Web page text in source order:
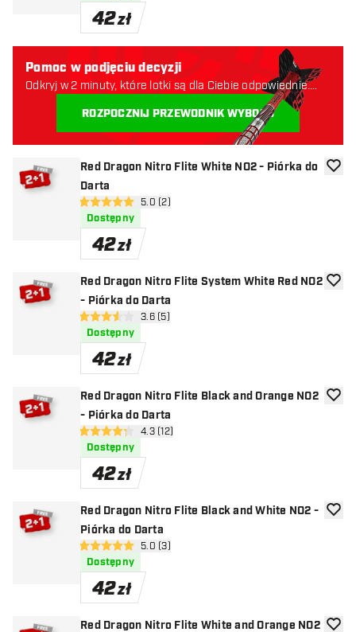
42zł
Red Dragon Nitro Flite White NO2 - Piórka do
Darta
otwórz panel recenzji
5 gwiazdki oceny5.0 (2)
Dostępny
42zł
Red Dragon Nitro Flite System White Red NO2
- Piórka do Darta
otwórz panel recenzji
3.6 gwiazdki oceny
3.6 (5)
Dostępny
42zł
Red Dragon Nitro Flite Black and Orange NO2
- Piórka do Darta
otwórz panel recenzji
4.3 gwiazdki oceny
4.3 (12)
Dostępny
42zł
Red Dragon Nitro Flite Black and White NO2 -
Piórka do Darta
otwórz panel recenzji
5 gwiazdki oceny5.0 (3)
Dostępny
42zł
Red Dragon Nitro Flite White and Orange NO2
Pomoc w podjęciu decyzji
Odkryj w 2 minuty, które lotki są dla Ciebie odpowiednie.
ROZPOCZNIJ PRZEWODNIK WYBORU